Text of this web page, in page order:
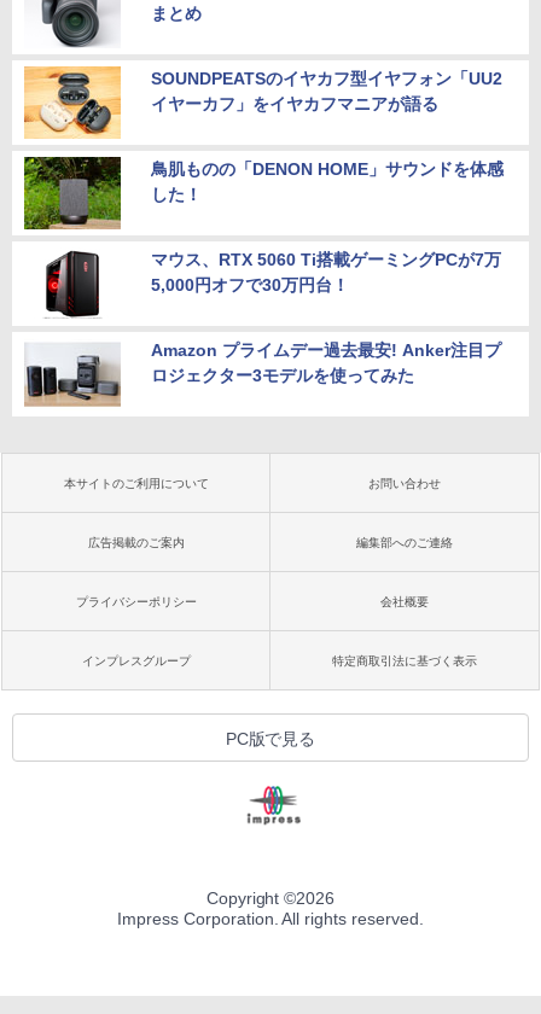
まとめ
SOUNDPEATSのイヤカフ型イヤフォン「UU2
イヤーカフ」をイヤカフマニアが語る
鳥肌ものの「DENON HOME」サウンドを体感
した！
マウス、RTX 5060 Ti搭載ゲーミングPCが7万
5,000円オフで30万円台！
Amazon プライムデー過去最安! Anker注目プ
ロジェクター3モデルを使ってみた
本サイトのご利用について お問い合わせ
広告掲載のご案内 編集部へのご連絡
プライバシーポリシー 会社概要
インプレスグループ 特定商取引法に基づく表示
PC版で見る
Copyright ©2026
Impress Corporation. All rights reserved.